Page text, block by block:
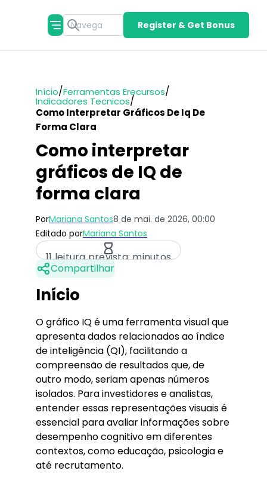
Register & Get Bonus
Início/Ferramentas Erecursos/
Indicadores Tecnicos/
Como Interpretar Gráficos De Iq De
Forma Clara
Como interpretar
gráficos de IQ de
forma clara
PorMariana Santos8 de mai. de 2026, 00:00
Editado porMariana Santos
11 leitura prevista: minutos
Compartilhar
Início
O gráfico IQ é uma ferramenta visual que
apresenta dados relacionados ao índice
de inteligência (QI), facilitando a
compreensão de resultados que, de
outro modo, seriam apenas números
isolados. Para investidores e analistas,
entender essas representações visuais é
essencial para avaliar informações sobre
desempenho cognitivo em diferentes
contextos, como educação, psicologia e
até recrutamento.